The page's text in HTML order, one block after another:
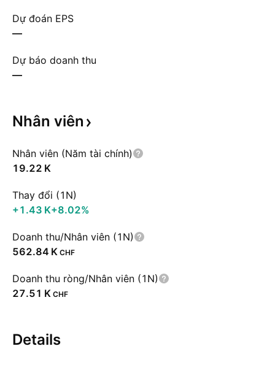
Dự đoán EPS
—
Dự báo doanh thu
—
Nhân viên
Nhân viên (Năm tài chính)
‪19.22 K‬
Thay đổi (1N)
‪+1.43 K‬+8.02%
Doanh thu/Nhân viên (1N)
‪562.84 K‬ CHF
Doanh thu ròng/Nhân viên (1N)
‪27.51 K‬ CHF
Details